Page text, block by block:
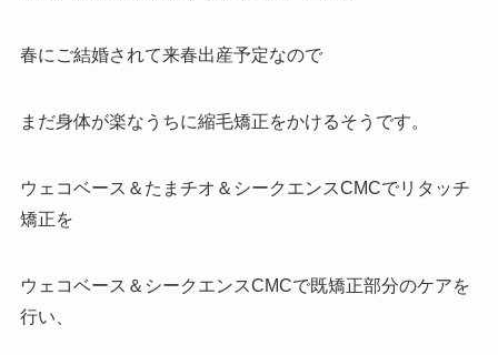
春にご結婚されて来春出産予定なので
まだ身体が楽なうちに縮毛矯正をかけるそうです。
ウェコベース＆たまチオ＆シークエンスCMCでリタッチ
矯正を
ウェコベース＆シークエンスCMCで既矯正部分のケアを
行い、